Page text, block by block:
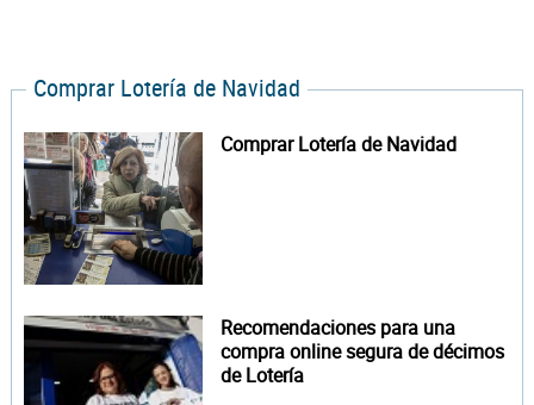
Comprar Lotería de Navidad
Comprar Lotería de Navidad
Recomendaciones para una
compra online segura de décimos
de Lotería